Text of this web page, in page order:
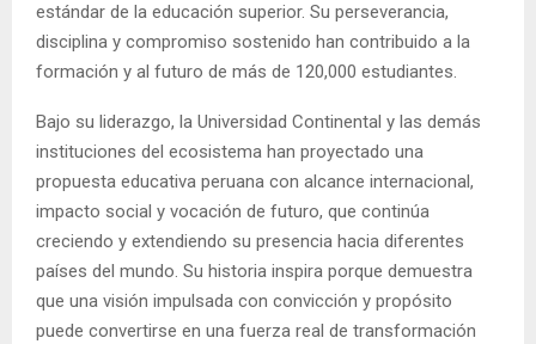
estándar de la educación superior. Su perseverancia,
disciplina y compromiso sostenido han contribuido a la
formación y al futuro de más de 120,000 estudiantes.
Bajo su liderazgo, la Universidad Continental y las demás
instituciones del ecosistema han proyectado una
propuesta educativa peruana con alcance internacional,
impacto social y vocación de futuro, que continúa
creciendo y extendiendo su presencia hacia diferentes
países del mundo. Su historia inspira porque demuestra
que una visión impulsada con convicción y propósito
puede convertirse en una fuerza real de transformación